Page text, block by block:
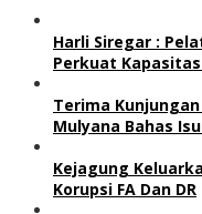
Harli Siregar :
Perkuat
Terima Kunjungan
Mulyana Bahas
Kejagung
Korupsi FA Dan DR